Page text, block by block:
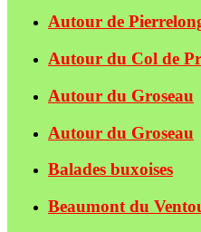
Autour de
Autour du Col de
Autour du Groseau
Autour du Groseau
Balades buxoises
Beaumont du